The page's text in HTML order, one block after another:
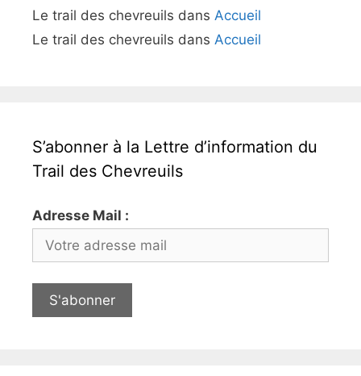
Le trail des chevreuils dans Accueil
Le trail des chevreuils dans Accueil
S’abonner à la Lettre d’information du
Trail des Chevreuils
Adresse Mail :